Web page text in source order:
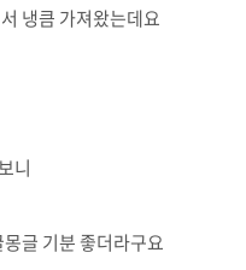
냉큼 가져왔는데요
니
글 기분 좋더라구요